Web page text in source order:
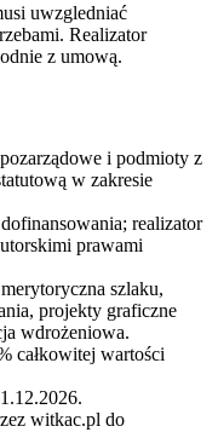
uwzgledniać
Realizator
z umową.
i podmioty z
w zakresie
realizator
prawami
szlaku,
projekty graficzne
wdrożeniowa.
całkowitej wartości
witkac.pl do